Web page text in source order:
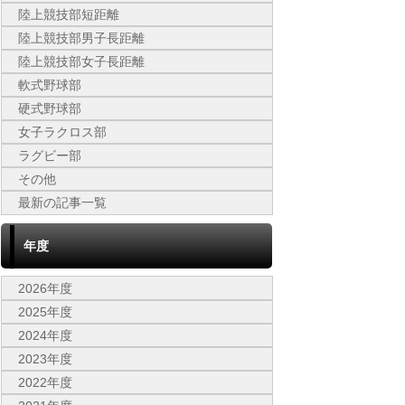
陸上競技部短距離
陸上競技部男子長距離
陸上競技部女子長距離
軟式野球部
硬式野球部
女子ラクロス部
ラグビー部
その他
最新の記事一覧
年度
2026年度
2025年度
2024年度
2023年度
2022年度